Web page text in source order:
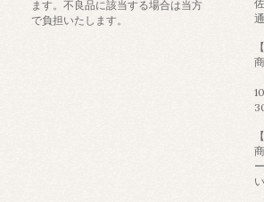
ます。不良品に該当する場合は当方
で負担いたします。
い